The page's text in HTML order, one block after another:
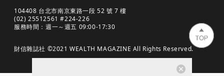
104408 台北市南京東路一段 52 號 7 樓
(02) 25512561 #224-226
服務時間：週一～週五 09:00-17:30
財信雜誌社 ©2021 WEALTH MAGAZINE All Rights Reserved.